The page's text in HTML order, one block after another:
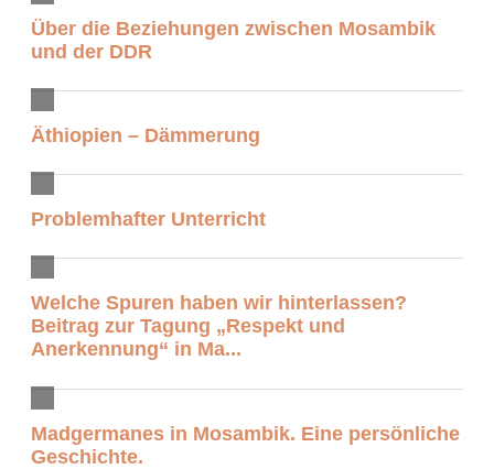
Über die Beziehungen zwischen Mosambik
und der DDR
Äthiopien – Dämmerung
Problemhafter Unterricht
Welche Spuren haben wir hinterlassen?
Beitrag zur Tagung „Respekt und
Anerkennung“ in Ma...
Madgermanes in Mosambik. Eine persönliche
Geschichte.